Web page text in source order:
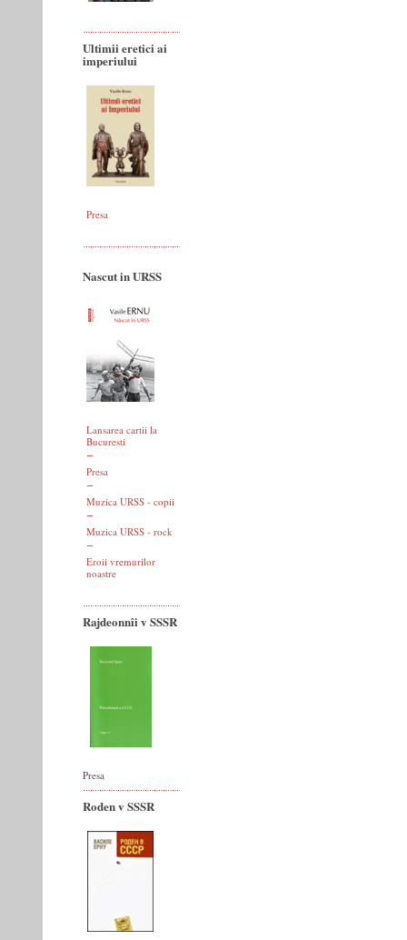
Ultimii eretici ai
imperiului
Presa
Nascut in URSS
Lansarea cartii la
Bucuresti
Presa
Muzica URSS - copii
Muzica URSS - rock
Eroii vremurilor
noastre
Rajdeonnîi v SSSR
Presa
Roden v SSSR